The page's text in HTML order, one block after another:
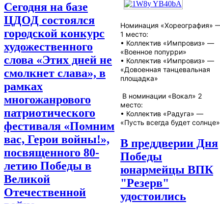
Сегодня на базе
ЦДОД состоялся
городской конкурс
художественного
слова «Этих дней не
смолкнет слава», в
рамках
многожанрового
патриотического
фестиваля «Помним
вас, Герои войны!»,
посвященного 80-
летию Победы в
Великой
Отечественной
Номинация «Хореография»
1 место:
• Коллектив «Импровиз» —
«Военное попурри»
• Коллектив «Импровиз» —
«Довоенная танцевальная
площадка»
В номинации «Вокал» 2
место:
• Коллектив «Радуга» —
«Пусть всегда будет солнце»
В преддверии Дня
Победы
юнармейцы ВПК
"Резерв"
удостоились